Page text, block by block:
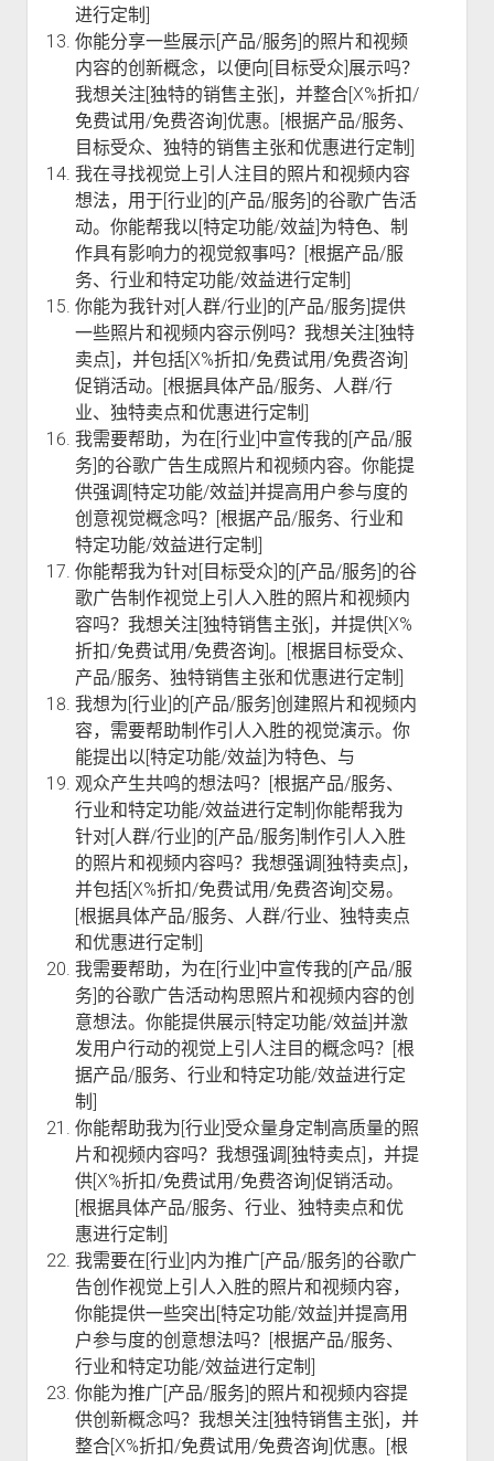
进行定制]
你能分享一些展示[产品/服务]的照片和视频
内容的创新概念，以便向[目标受众]展示吗？
我想关注[独特的销售主张]，并整合[X%折扣/
免费试用/免费咨询]优惠。[根据产品/服务、
目标受众、独特的销售主张和优惠进行定制]
我在寻找视觉上引人注目的照片和视频内容
想法，用于[行业]的[产品/服务]的谷歌广告活
动。你能帮我以[特定功能/效益]为特色、制
作具有影响力的视觉叙事吗？[根据产品/服
务、行业和特定功能/效益进行定制]
你能为我针对[人群/行业]的[产品/服务]提供
一些照片和视频内容示例吗？我想关注[独特
卖点]，并包括[X%折扣/免费试用/免费咨询]
促销活动。[根据具体产品/服务、人群/行
业、独特卖点和优惠进行定制]
我需要帮助，为在[行业]中宣传我的[产品/服
务]的谷歌广告生成照片和视频内容。你能提
供强调[特定功能/效益]并提高用户参与度的
创意视觉概念吗？[根据产品/服务、行业和
特定功能/效益进行定制]
你能帮我为针对[目标受众]的[产品/服务]的谷
歌广告制作视觉上引人入胜的照片和视频内
容吗？我想关注[独特销售主张]，并提供[X%
折扣/免费试用/免费咨询]。[根据目标受众、
产品/服务、独特销售主张和优惠进行定制]
我想为[行业]的[产品/服务]创建照片和视频内
容，需要帮助制作引人入胜的视觉演示。你
能提出以[特定功能/效益]为特色、与
观众产生共鸣的想法吗？[根据产品/服务、
行业和特定功能/效益进行定制]你能帮我为
针对[人群/行业]的[产品/服务]制作引人入胜
的照片和视频内容吗？我想强调[独特卖点]，
并包括[X%折扣/免费试用/免费咨询]交易。
[根据具体产品/服务、人群/行业、独特卖点
和优惠进行定制]
我需要帮助，为在[行业]中宣传我的[产品/服
务]的谷歌广告活动构思照片和视频内容的创
意想法。你能提供展示[特定功能/效益]并激
发用户行动的视觉上引人注目的概念吗？[根
据产品/服务、行业和特定功能/效益进行定
制]
你能帮助我为[行业]受众量身定制高质量的照
片和视频内容吗？我想强调[独特卖点]，并提
供[X%折扣/免费试用/免费咨询]促销活动。
[根据具体产品/服务、行业、独特卖点和优
惠进行定制]
我需要在[行业]内为推广[产品/服务]的谷歌广
告创作视觉上引人入胜的照片和视频内容，
你能提供一些突出[特定功能/效益]并提高用
户参与度的创意想法吗？[根据产品/服务、
行业和特定功能/效益进行定制]
你能为推广[产品/服务]的照片和视频内容提
供创新概念吗？我想关注[独特销售主张]，并
整合[X%折扣/免费试用/免费咨询]优惠。[根